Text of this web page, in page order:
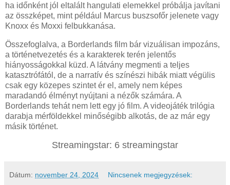
ha időnként jól eltalált hangulati elemekkel próbálja javítani
az összképet, mint például Marcus buszsofőr jelenete vagy
Knoxx és Moxxi felbukkanása.
Összefoglalva, a Borderlands film bár vizuálisan impozáns,
a történetvezetés és a karakterek terén jelentős
hiányosságokkal küzd. A látvány megmenti a teljes
katasztrófától, de a narratív és színészi hibák miatt végülis
csak egy közepes szintet ér el, amely nem képes
maradandó élményt nyújtani a nézők számára. A
Borderlands tehát nem lett egy jó film. A videojáték trilógia
darabja mérföldekkel minőségibb alkotás, de az már egy
másik történet.
Streamingstar: 6 streamingstar
Dátum: november 24, 2024 Nincsenek megjegyzések: